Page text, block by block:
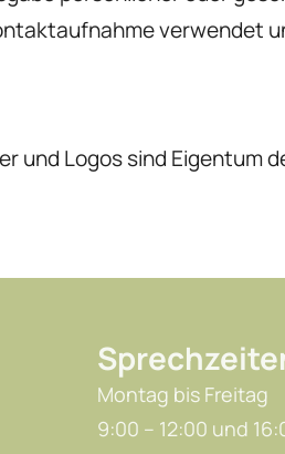
verwendet
und Logos sind Eigentum
Montag bis Freitag
9:00 – 12:00 und